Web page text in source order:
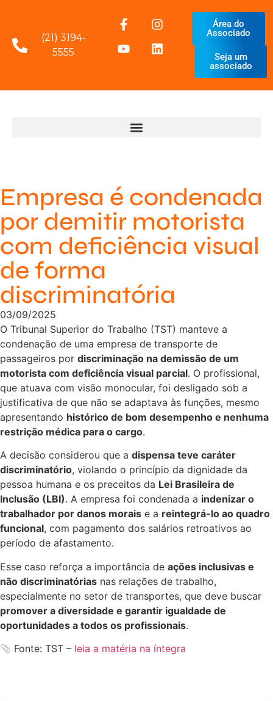
(21) 3194-
5555
Área do
Associado
Seja um
associado
Empresa é condenada
por demitir motorista
com deficiência visual
de forma
discriminatória
03/09/2025
O Tribunal Superior do Trabalho (TST) manteve a
condenação de uma empresa de transporte de
passageiros por discriminação na demissão de um
motorista com deficiência visual parcial. O profissional,
que atuava com visão monocular, foi desligado sob a
justificativa de que não se adaptava às funções, mesmo
apresentando histórico de bom desempenho e nenhuma
restrição médica para o cargo.
A decisão considerou que a dispensa teve caráter
discriminatório, violando o princípio da dignidade da
pessoa humana e os preceitos da Lei Brasileira de
Inclusão (LBI). A empresa foi condenada a indenizar o
trabalhador por danos morais e a reintegrá-lo ao quadro
funcional, com pagamento dos salários retroativos ao
período de afastamento.
Esse caso reforça a importância de ações inclusivas e
não discriminatórias nas relações de trabalho,
especialmente no setor de transportes, que deve buscar
promover a diversidade e garantir igualdade de
oportunidades a todos os profissionais.
Fonte: TST – leia a matéria na íntegra